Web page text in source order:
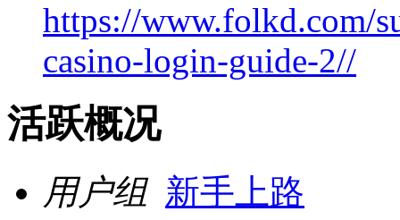
https://www.folkd.com/
casino-login-guide-2//
活跃概况
用户组 新手上路